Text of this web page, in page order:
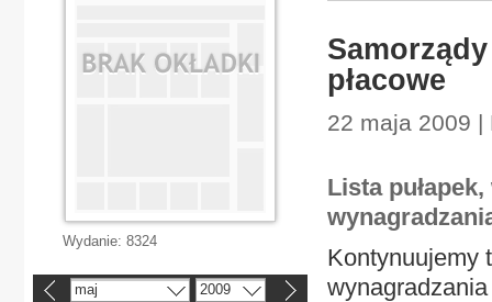
płacowe
22 maja 2009 |
Lista
Kontynuujemy
Wydanie: 8324
maj 2009